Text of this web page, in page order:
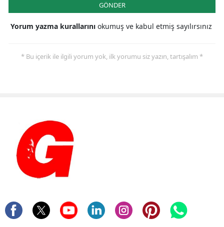
GÖNDER
Yorum yazma kurallarını okumuş ve kabul etmiş sayılırsınız
* Bu içerik ile ilgili yorum yok, ilk yorumu siz yazın, tartışalım *